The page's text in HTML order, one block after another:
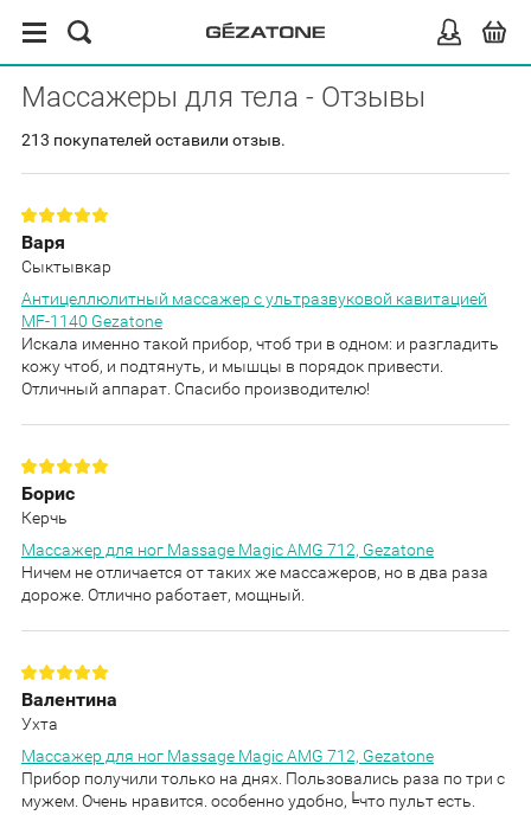
Массажеры для тела - Отзывы
213 покупателей оставили отзыв.
Варя
Сыктывкар
Антицеллюлитный массажер с ультразвуковой кавитацией
MF-1140 Gezatone
Искала именно такой прибор, чтоб три в одном: и разгладить
кожу чтоб, и подтянуть, и мышцы в порядок привести.
Отличный аппарат. Спасибо производителю!
Борис
Керчь
Массажер для ног Massage Magic AMG 712, Gezatone
Ничем не отличается от таких же массажеров, но в два раза
дороже. Отлично работает, мощный.
Валентина
Ухта
Массажер для ног Massage Magic AMG 712, Gezatone
Прибор получили только на днях. Пользовались раза по три с
мужем. Очень нравится. особенно удобно,╘что пульт есть.